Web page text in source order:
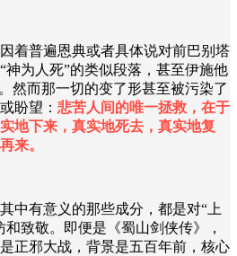
着普遍恩典或者具体说对前巴别塔
神为人死”的类似段落，甚至伊施他
然而那一切的变了形甚至被污染了
盼望： 悲苦人间的唯一拯救，在于
地下来，真实地死去，真实地复
来。
中有意义的那些成分，都是对“上
致敬。即便是《蜀山剑侠传》，
正邪大战，背景是五百年前，核心